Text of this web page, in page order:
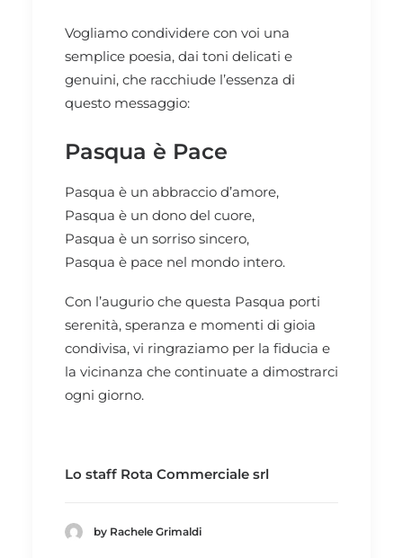
Vogliamo condividere con voi una
semplice poesia, dai toni delicati e
genuini, che racchiude l’essenza di
questo messaggio:
Pasqua è Pace
Pasqua è un abbraccio d’amore,
Pasqua è un dono del cuore,
Pasqua è un sorriso sincero,
Pasqua è pace nel mondo intero.
Con l’augurio che questa Pasqua porti
serenità, speranza e momenti di gioia
condivisa, vi ringraziamo per la fiducia e
la vicinanza che continuate a dimostrarci
ogni giorno.
Lo staff Rota Commerciale srl
by Rachele Grimaldi